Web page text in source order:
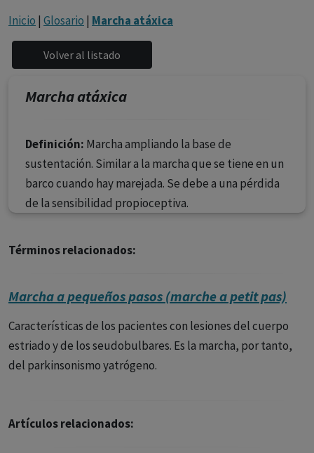
Inicio | Glosario | Marcha atáxica
Marcha atáxica
Definición: Marcha ampliando la base de
sustentación. Similar a la marcha que se tiene en un
barco cuando hay marejada. Se debe a una pérdida
de la sensibilidad propioceptiva.
Términos relacionados:
Marcha a pequeños pasos (marche a petit pas)
Características de los pacientes con lesiones del cuerpo
estriado y de los seudobulbares. Es la marcha, por tanto,
del parkinsonismo yatrógeno.
Artículos relacionados: